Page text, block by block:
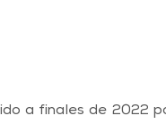
a finales de 2022